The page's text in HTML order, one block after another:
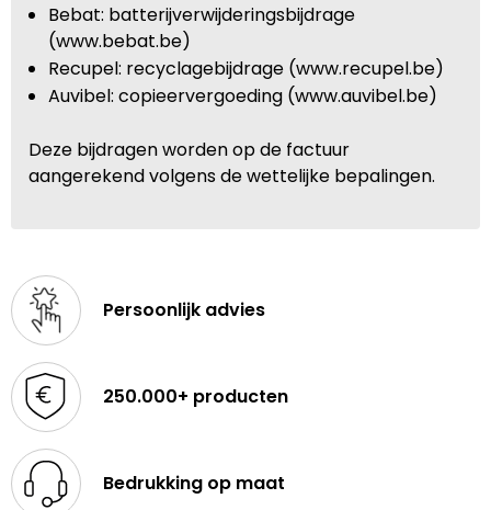
Bebat: batterijverwijderingsbijdrage
(www.bebat.be)
Recupel: recyclagebijdrage (www.recupel.be)
Auvibel: copieervergoeding (www.auvibel.be)
Deze bijdragen worden op de factuur
aangerekend volgens de wettelijke bepalingen.
Persoonlijk advies
250.000+ producten
Bedrukking op maat